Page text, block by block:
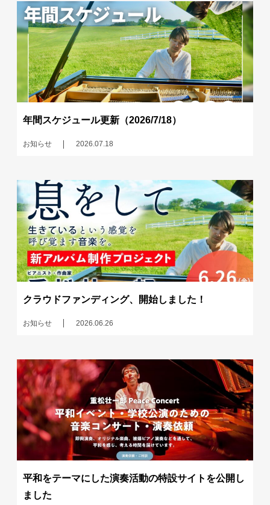
年間スケジュール更新（2026/7/18）
お知らせ 2026.07.18
クラウドファンディング、開始しました！
お知らせ 2026.06.26
平和をテーマにした演奏活動の特設サイトを公開し
ました